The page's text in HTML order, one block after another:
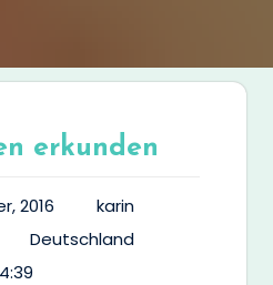
erkunden
2016
karin
Deutschland